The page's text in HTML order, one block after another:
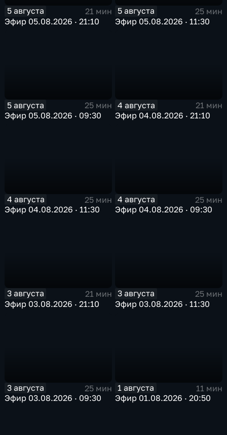
5 августа
21 мин
Эфир 05.08.2026 · 21:10
5 августа
25 мин
Эфир 05.08.2026 · 11:30
5 августа
25 мин
Эфир 05.08.2026 · 09:30
4 августа
21 мин
Эфир 04.08.2026 · 21:10
4 августа
25 мин
Эфир 04.08.2026 · 11:30
4 августа
25 мин
Эфир 04.08.2026 · 09:30
3 августа
21 мин
Эфир 03.08.2026 · 21:10
3 августа
25 мин
Эфир 03.08.2026 · 11:30
3 августа
25 мин
Эфир 03.08.2026 · 09:30
1 августа
11 мин
Эфир 01.08.2026 · 20:50